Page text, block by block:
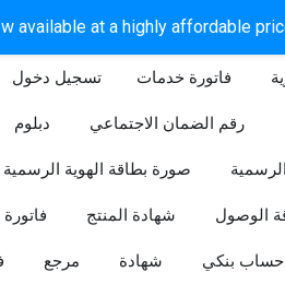
available at a highly affordable
تسجيل دخول​ فاتورة خدمات
دبلوم رقم الضمان الاجتماعي
صورة بطاقة الهوية الرسمية
شهادة المنتج الوصول
مرجع شهادة بنكي